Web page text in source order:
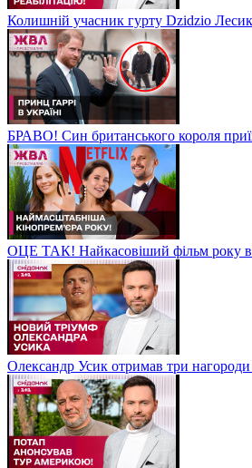
Колишній учасник гурту Dzidzio
БРАВО! Син британського короля
ОЦЕ ТАК! Найкасовіший фільм року
Олександр Усик отримав три